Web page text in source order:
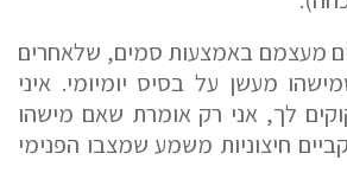
מעצמם באמצעות סמים, שלאחרים
מעשן על בסיס יומיומי. איני
לך, אני רק אומרת שאם מישהו
חיצוניות משמע שמצבו הפנימי